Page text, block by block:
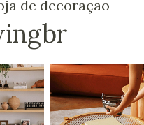
de decoração